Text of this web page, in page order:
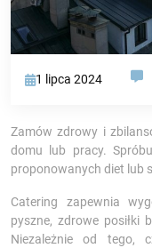
1 lipca 2024
Zamów zdrowy i
domu lub pracy.
proponowanych diet lub
Catering zapewnia
pyszne, zdrowe posiłki
Niezależnie od tego,